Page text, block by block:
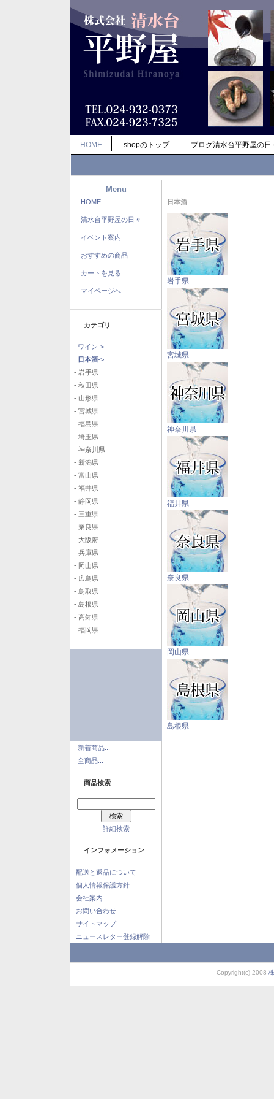
HOME shopのトップ ブログ清水台平野屋の日
Menu
HOME
清水台平野屋の日々
イベント案内
おすすめの商品
カートを見る
マイページへ
カテゴリ
ワイン->
日本酒->
- 岩手県
- 秋田県
- 山形県
- 宮城県
- 福島県
- 埼玉県
- 神奈川県
- 新潟県
- 富山県
- 福井県
- 静岡県
- 三重県
- 奈良県
- 大阪府
- 兵庫県
- 岡山県
- 広島県
- 鳥取県
- 島根県
- 高知県
- 福岡県
新着商品...
全商品...
商品検索
詳細検索
インフォメーション
配送と返品について
個人情報保護方針
会社案内
お問い合わせ
サイトマップ
ニュースレター登録解除
日本酒
岩手県
宮城県
神奈川県
福井県
奈良県
岡山県
島根県
Copyright(c) 2008